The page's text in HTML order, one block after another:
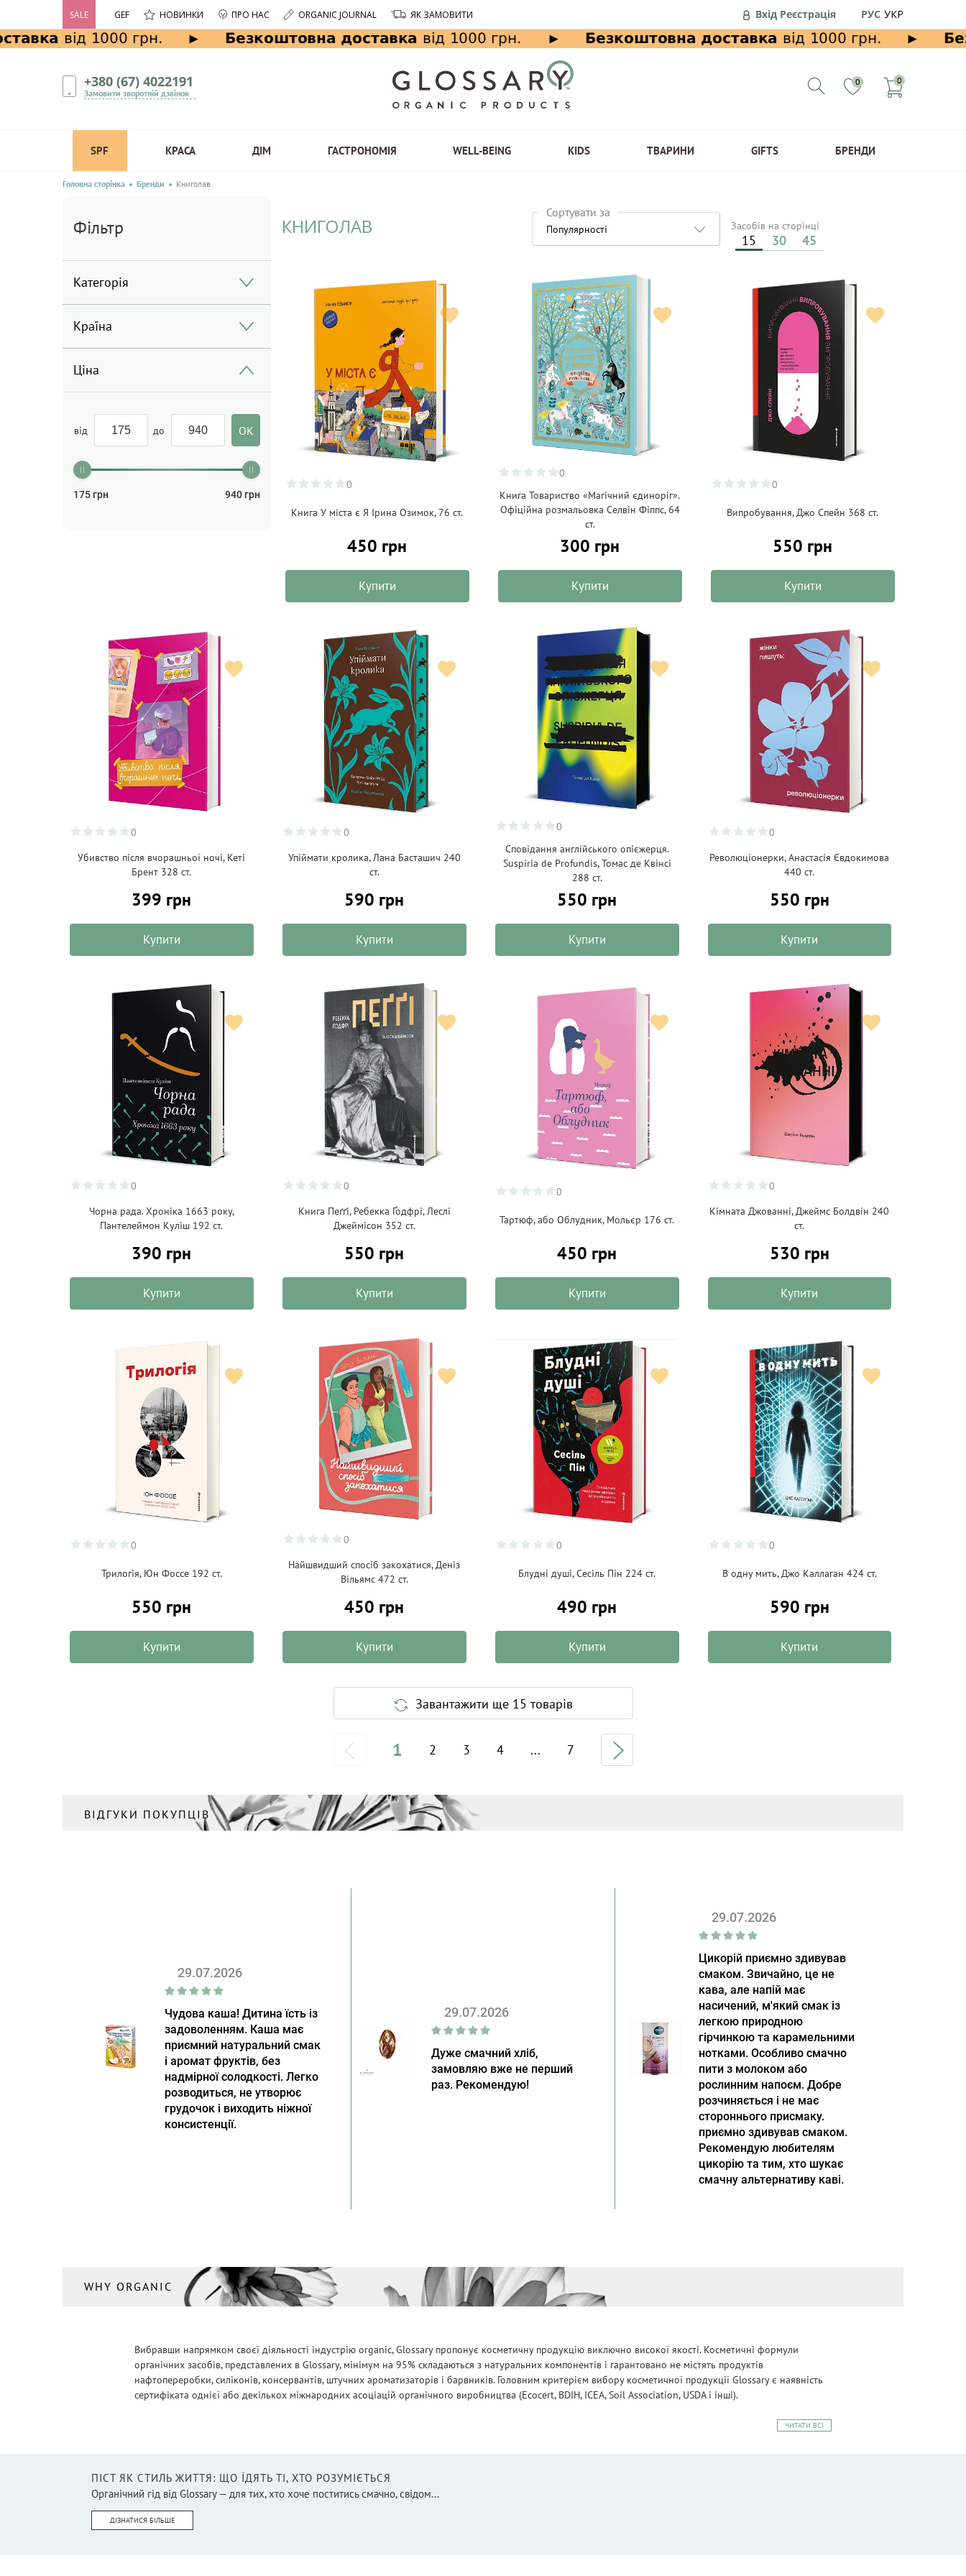
SALE GEF НОВИНКИ ПРО НАС ORGANIC JOURNAL ЯК ЗАМОВИТИ Вхід Реєстрація РУС УКР
+380 (67) 4022191
Замовити зворотній дзвінок
0 0
SPF КРАСА ДІМ ГАСТРОНОМІЯ WELL-BEING KIDS ТВАРИНИ GIFTS БРЕНДИ
Головна сторінка Бренди Книголав
Фільтр
Категорія
Країна
Ціна
від до
175 грн 940 грн
КНИГОЛАВ
Сортувати за
Популярності Засобів на сторінці
15 30 45
0
Книга У міста є Я Ірина Озимок, 76 ст.
450 грн
Купити
0
Книга Товариство «Магічний єдиноріг».
Офіційна розмальовка Селвін Фіппс, 64
ст.
300 грн
Купити
0
Випробування, Джо Спейн 368 ст.
550 грн
Купити
0
Убивство після вчорашньої ночі, Кеті
Брент 328 ст.
399 грн
Купити
0
Упіймати кролика, Лана Басташич 240
ст.
590 грн
Купити
0
Сповідання англійського опієжерця.
Suspiria de Profundis, Томас де Квінсі
288 ст.
550 грн
Купити
0
Революціонерки, Анастасія Євдокимова
440 ст.
550 грн
Купити
0
Чорна рада. Хроніка 1663 року,
Пантелеймон Куліш 192 ст.
390 грн
Купити
0
Книга Пеґґі, Ребекка Ґодфрі, Леслі
Джеймісон 352 ст.
550 грн
Купити
0
Тартюф, або Облудник, Мольєр 176 ст.
450 грн
Купити
0
Кімната Джованні, Джеймс Болдвін 240
ст.
530 грн
Купити
0
Трилогія, Юн Фоссе 192 ст.
550 грн
Купити
0
Найшвидший спосіб закохатися, Деніз
Вільямс 472 ст.
450 грн
Купити
0
Блудні душі, Сесіль Пін 224 ст.
490 грн
Купити
0
В одну мить, Джо Каллаган 424 ст.
590 грн
Купити
Завантажити ще 15 товарів
1 2 3 4 ... 7
ВІДГУКИ ПОКУПЦІВ
29.07.2026
Чудова каша! Дитина їсть із
задоволенням. Каша має
приємний натуральний смак
і аромат фруктів, без
надмірної солодкості. Легко
розводиться, не утворює
грудочок і виходить ніжної
консистенції.
29.07.2026
Дуже смачний хліб,
замовляю вже не перший
раз. Рекомендую!
29.07.2026
Цикорій приємно здивував
смаком. Звичайно, це не
кава, але напій має
насичений, м'який смак із
легкою природною
гірчинкою та карамельними
нотками. Особливо смачно
пити з молоком або
рослинним напоєм. Добре
розчиняється і не має
стороннього присмаку.
приємно здивував смаком.
Рекомендую любителям
цикорію та тим, хто шукає
смачну альтернативу каві.
WHY ORGANIC
Вибравши напрямком своєї діяльності індустрію organic, Glossary пропонує косметичну продукцію виключно високої якості. Косметичні формули
органічних засобів, представлених в Glossary, мінімум на 95% складаються з натуральних компонентів і гарантовано не містять продуктів
нафтопереробки, силіконів, консервантів, штучних ароматизаторів і барвників. Головним критерієм вибору косметичної продукції Glossary є наявність
сертифіката однієї або декількох міжнародних асоціацій органічного виробництва (Ecocert, BDIH, ICEA, Soil Association, USDA і інші).
ЧИТАТИ ВСІ
ПІСТ ЯК СТИЛЬ ЖИТТЯ: ЩО ЇДЯТЬ ТІ, ХТО РОЗУМІЄТЬСЯ
Органічний гід від Glossary — для тих, хто хоче поститись смачно, свідом...
ДІЗНАТИСЯ БІЛЬШЕ